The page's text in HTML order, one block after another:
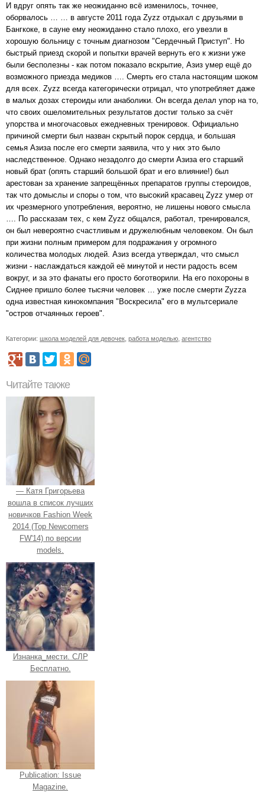
И вдруг опять так же неожиданно всё изменилось, точнее,
оборвалось … … в августе 2011 года Zyzz отдыхал с друзьями в
Бангкоке, в сауне ему неожиданно стало плохо, его увезли в
хорошую больницу с точным диагнозом "Сердечный Приступ". Но
быстрый приезд скорой и попытки врачей вернуть его к жизни уже
были бесполезны - как потом показало вскрытие, Азиз умер ещё до
возможного приезда медиков …. Смерть его стала настоящим шоком
для всех. Zyzz всегда категорически отрицал, что употребляет даже
в малых дозах стероиды или анаболики. Он всегда делал упор на то,
что своих ошеломительных результатов достиг только за счёт
упорства и многочасовых ежедневных тренировок. Официально
причиной смерти был назван скрытый порок сердца, и большая
семья Азиза после его смерти заявила, что у них это было
наследственное. Однако незадолго до смерти Азиза его старший
новый брат (опять старший большой брат и его влияние!) был
арестован за хранение запрещённых препаратов группы стероидов,
так что домыслы и споры о том, что высокий красавец Zyzz умер от
их чрезмерного употребления, вероятно, не лишены нового смысла
…. По рассказам тех, с кем Zyzz общался, работал, тренировался,
он был невероятно счастливым и дружелюбным человеком. Он был
при жизни полным примером для подражания у огромного
количества молодых людей. Азиз всегда утверждал, что смысл
жизни - наслаждаться каждой её минутой и нести радость всем
вокруг, и за это фанаты его просто боготворили. На его похороны в
Сиднее пришло более тысячи человек … уже после смерти Zyzza
одна известная кинокомпания "Воскресила" его в мультсериале
"остров отчаянных героев".
Категории: школа моделей для девочек работа моделью агентство
Читайте также
— Катя Григорьева
вошла в список лучших
новичков Fashion Week
2014 (Top Newcomers
FW'14) по версии
models.
Изнанка_мести. СЛР
Бесплатно.
Publication: Issue
Magazine.